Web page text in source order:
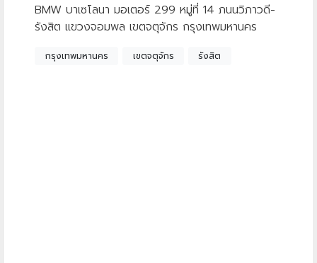
BMW บาเซโลนา มอเตอร์ 299 หมู่ที่ 14 ภนนวิภาวดี-
รังสิต แขวงจอมพล เขตจตุจักร กรุงเทพมหานคร
กรุงเทพมหานคร เขตจตุจักร รังสิต